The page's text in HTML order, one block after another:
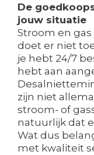
De
jouw situatie
Stroom en
doet er niet
je hebt 24/7
hebt aan
zijn niet
stroom- of
natuurlijk dat
Wat dus
met kwaliteit